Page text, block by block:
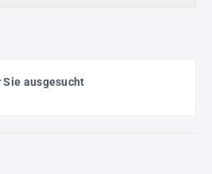
Sie ausgesucht